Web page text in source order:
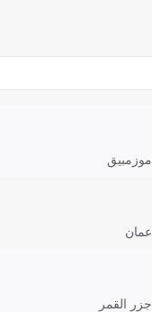
موزمبيق
عمان
جزر القمر